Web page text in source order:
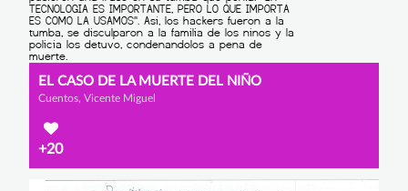
EL CASO DE LA MUERTE DEL NIÑO
Cuentos, Vicente Miguel
+20